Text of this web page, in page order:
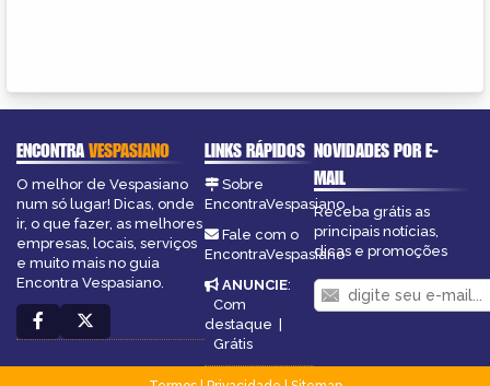
ENCONTRAVESPASIANO
O melhor de Vespasiano
num só lugar! Dicas, onde
ir, o que fazer, as melhores
empresas, locais, serviços
e muito mais no guia
Encontra Vespasiano.
LINKS RÁPIDOS
Sobre
EncontraVespasiano
Fale com o
EncontraVespasiano
ANUNCIE:
Com
destaque |
Grátis
NOVIDADES POR E-
MAIL
Receba grátis as
principais notícias,
dicas e promoções